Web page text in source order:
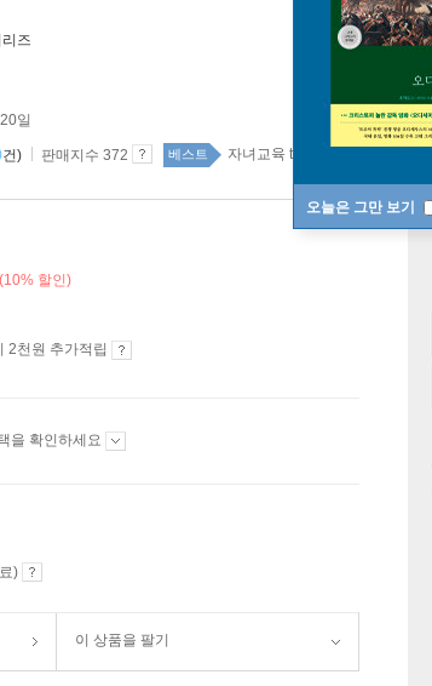
오늘은 그만 보기
즈
일
건) 판매지수 372 베스트 자녀교육 top100 21주
(10% 할인)
2천원 추가적립
을 확인하세요
)
이 상품을 팔기